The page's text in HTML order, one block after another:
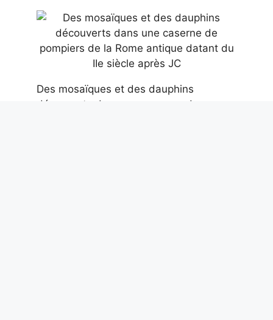
Des mosaïques et des dauphins
découverts dans une caserne de